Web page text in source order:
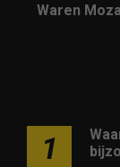
Waren
1